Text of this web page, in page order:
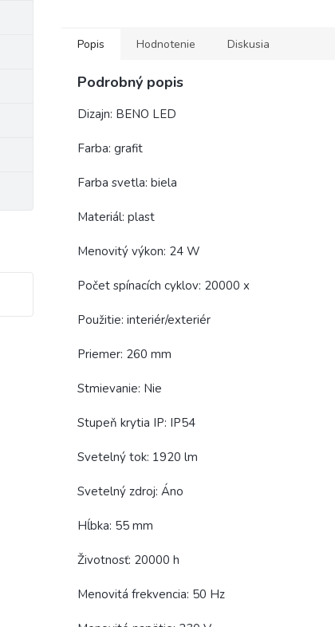
Popis Hodnotenie Diskusia
Podrobný popis
Dizajn: BENO LED
Farba: grafit
Farba svetla: biela
Materiál: plast
Menovitý výkon: 24 W
Počet spínacích cyklov: 20000 x
Použitie: interiér/exteriér
Priemer: 260 mm
Stmievanie: Nie
Stupeň krytia IP: IP54
Svetelný tok: 1920 lm
Svetelný zdroj: Áno
Hĺbka: 55 mm
Životnosť: 20000 h
Menovitá frekvencia: 50 Hz